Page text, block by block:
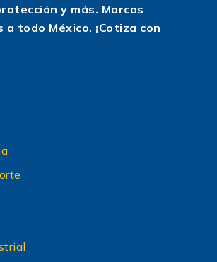
y más. Marcas
todo México. ¡Cotiza con